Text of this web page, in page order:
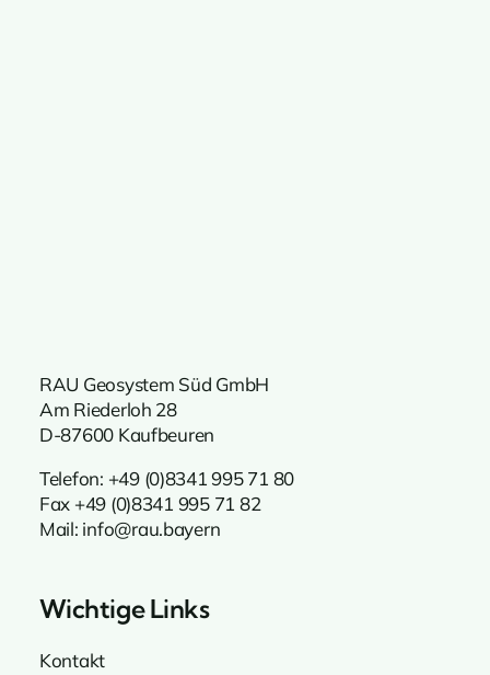
RAU Geosystem Süd GmbH
Am Riederloh 28
D-87600 Kaufbeuren
Telefon: +49 (0)8341 995 71 80
Fax +49 (0)8341 995 71 82
Mail: info@rau.bayern
Wichtige Links
Kontakt